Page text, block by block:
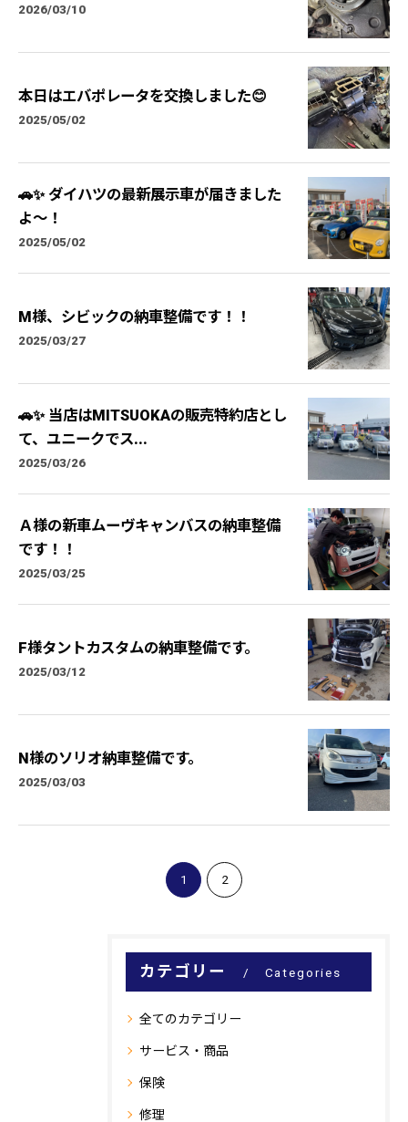
2026/03/10
本日はエバポレータを交換しました😊
2025/05/02
🚗✨ ダイハツの最新展示車が届きました
よ〜！
2025/05/02
M様、シビックの納車整備です！！
2025/03/27
🚗✨ 当店はMITSUOKAの販売特約店とし
て、ユニークでス...
2025/03/26
Ａ様の新車ムーヴキャンバスの納車整備
です！！
2025/03/25
F様タントカスタムの納車整備です。
2025/03/12
N様のソリオ納車整備です。
2025/03/03
1 2
カテゴリー Categories
全てのカテゴリー
サービス・商品
保険
修理